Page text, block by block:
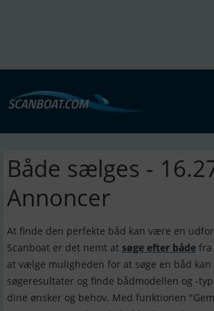
Både sælges -
Annoncer
At finde den perfekte båd kan være en
Scanboat er det nemt at søge efter både fra
at vælge muligheden for at søge en båd
søgeresultater og finde bådmodellen og -
dine ønsker og behov. Med funktionen